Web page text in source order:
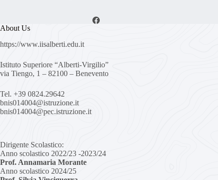
About Us
https://www.iisalberti.edu.it
Istituto Superiore “Alberti-Virgilio”
via Tiengo, 1 – 82100 – Benevento
Tel. +39 0824.29642
bnis014004@istruzione.it
bnis014004@pec.istruzione.it
Dirigente Scolastico:
Anno scolastico 2022/23 -2023/24
Prof. Annamaria Morante
Anno scolastico 2024/25